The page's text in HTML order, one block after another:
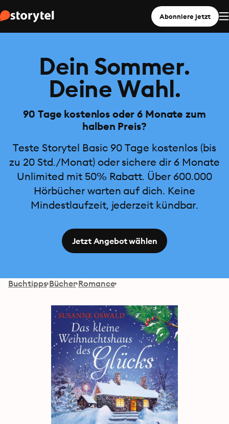
Abonniere jetzt
Dein Sommer.
Deine Wahl.
90 Tage kostenlos oder 6 Monate zum
halben Preis?
Teste Storytel Basic 90 Tage kostenlos (bis
zu 20 Std./Monat) oder sichere dir 6 Monate
Unlimited mit 50% Rabatt. Über 600.000
Hörbücher warten auf dich. Keine
Mindestlaufzeit, jederzeit kündbar.
Jetzt Angebot wählen
Buchtipps Bücher Romance